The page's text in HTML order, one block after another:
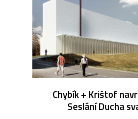
Chybík + Krištof
Seslání Ducha